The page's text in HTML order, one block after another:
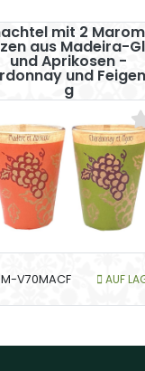
mit 2
aus Madeira-
und Aprikosen -
und
g
V70MACF AUF